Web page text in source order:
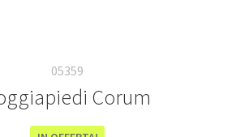
05359
Corum